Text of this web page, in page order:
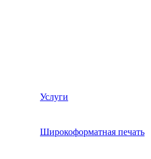
Услуги
Широкоформатная печать